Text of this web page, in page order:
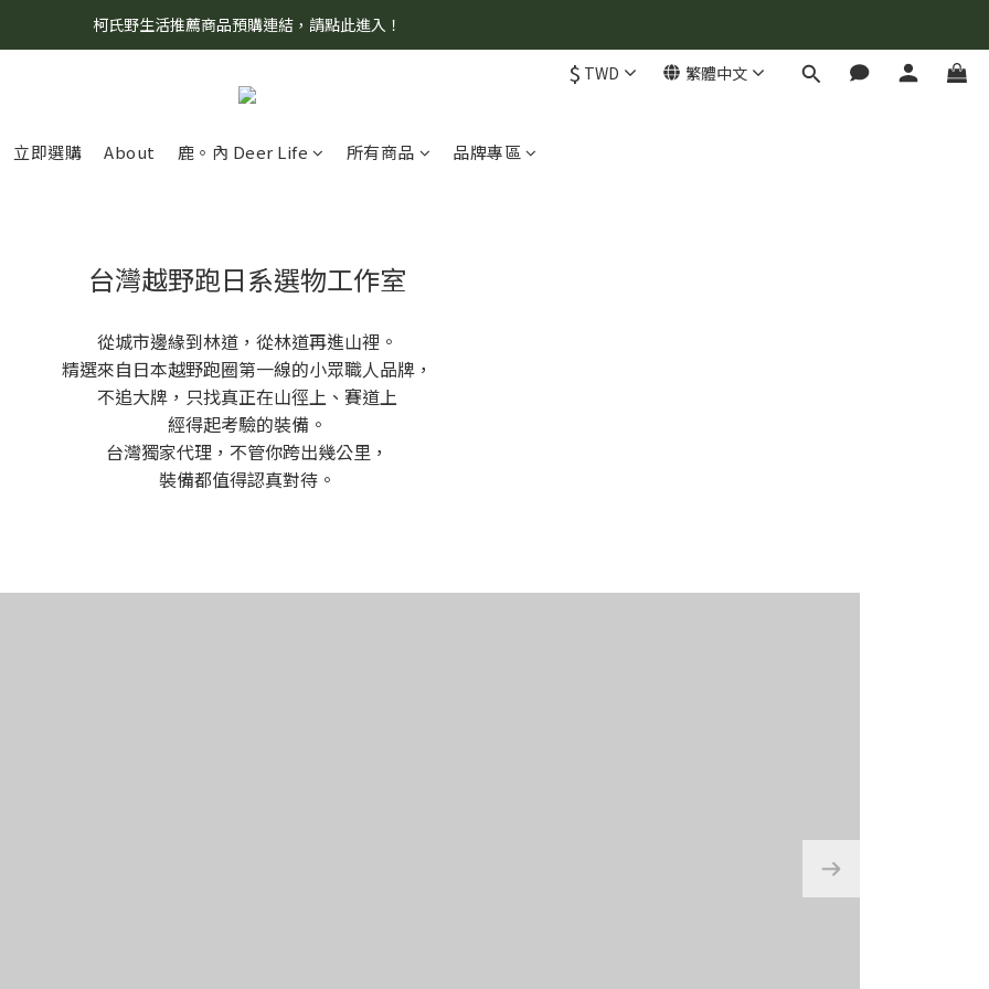
8/7 當天暫停開放工作室。請見諒！
柯氏野生活推薦商品預購連結，請點此進入！
$ TWD 繁體中文
立即選購 About 鹿。內 Deer Life 所有商品 品牌專區
台灣越野跑日系選物工作室
從城市邊緣到林道，從林道再進山裡。
精選來自日本越野跑圈第一線的小眾職人品牌，
不追大牌，只找真正在山徑上、賽道上
經得起考驗的裝備。
台灣獨家代理，不管你跨出幾公里，
裝備都值得認真對待。